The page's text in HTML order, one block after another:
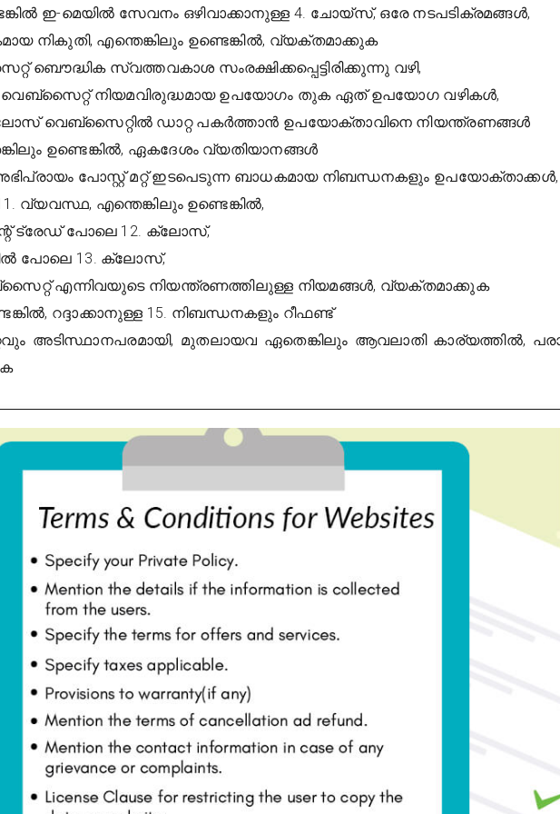
ഇ-മെയിൽ സേവനം ഒഴിവാക്കാനുള്ള 4. ചോയ്സ്, ഒരേ നടപടിക്രമങ്ങൾ,
നികുതി, എന്തെങ്കിലും ഉണ്ടെങ്കിൽ, വ്യക്തമാക്കുക
ബൌദ്ധിക സ്വത്തവകാശ സംരക്ഷിക്കപ്പെട്ടിരിക്കുന്നു വഴി,
നിയമവിരുദ്ധമായ ഉപയോഗം തുക ഏത് ഉപയോഗ വഴികൾ,
വെബ്സൈറ്റിൽ ഡാറ്റ പകർത്താൻ ഉപയോക്താവിനെ നിയന്ത്രണങ്ങൾ
ഉണ്ടെങ്കിൽ, ഏകദേശം വ്യതിയാനങ്ങൾ
പോസ്റ്റ് മറ്റ് ഇടപെടുന്ന ബാധകമായ നിബന്ധനകളും ഉപയോക്താക്കൾ,
വ്യവസ്ഥ, എന്തെങ്കിലും ഉണ്ടെങ്കിൽ,
ട്രേഡ് പോലെ 12. ക്ലോസ്,
പോലെ 13. ക്ലോസ്,
എന്നിവയുടെ നിയന്ത്രണത്തിലുള്ള നിയമങ്ങൾ, വ്യക്തമാക്കുക
റദ്ദാക്കാനുള്ള 15. നിബന്ധനകളും റീഫണ്ട്
അടിസ്ഥാനപരമായി, മുതലായവ ഏതെങ്കിലും ആവലാതി കാര്യത്തിൽ,